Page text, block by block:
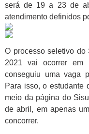
será de 19 a 23 de
atendimento definidos
O processo seletivo do
2021 vai ocorrer em
conseguiu uma vaga
Para isso, o estudante
meio da página do
de abril , em apenas
concorrer.